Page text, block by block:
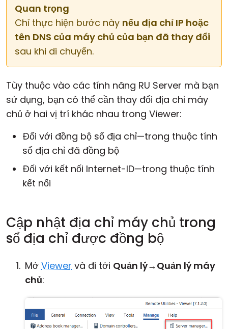
Quan trọng
Chỉ thực hiện bước này nếu địa chỉ IP hoặc
tên DNS của máy chủ của bạn đã thay đổi
sau khi di chuyển.
Tùy thuộc vào các tính năng RU Server mà bạn
sử dụng, bạn có thể cần thay đổi địa chỉ máy
chủ ở hai vị trí khác nhau trong Viewer:
Đối với đồng bộ sổ địa chỉ—trong thuộc tính
sổ địa chỉ đã đồng bộ
Đối với kết nối Internet-ID—trong thuộc tính
kết nối
Cập nhật địa chỉ máy chủ trong
sổ địa chỉ được đồng bộ
Mở Viewer và đi tới Quản lý→Quản lý máy
chủ: